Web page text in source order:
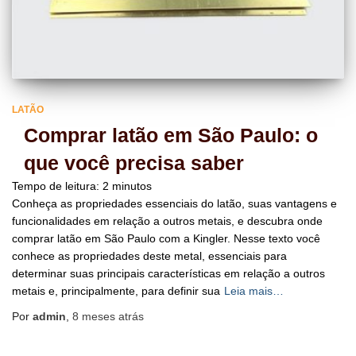
LATÃO
Comprar latão em São Paulo: o
que você precisa saber
Tempo de leitura: 2 minutos
Conheça as propriedades essenciais do latão, suas vantagens e
funcionalidades em relação a outros metais, e descubra onde
comprar latão em São Paulo com a Kingler. Nesse texto você
conhece as propriedades deste metal, essenciais para
determinar suas principais características em relação a outros
metais e, principalmente, para definir sua Leia mais…
Por admin 8 meses atrás